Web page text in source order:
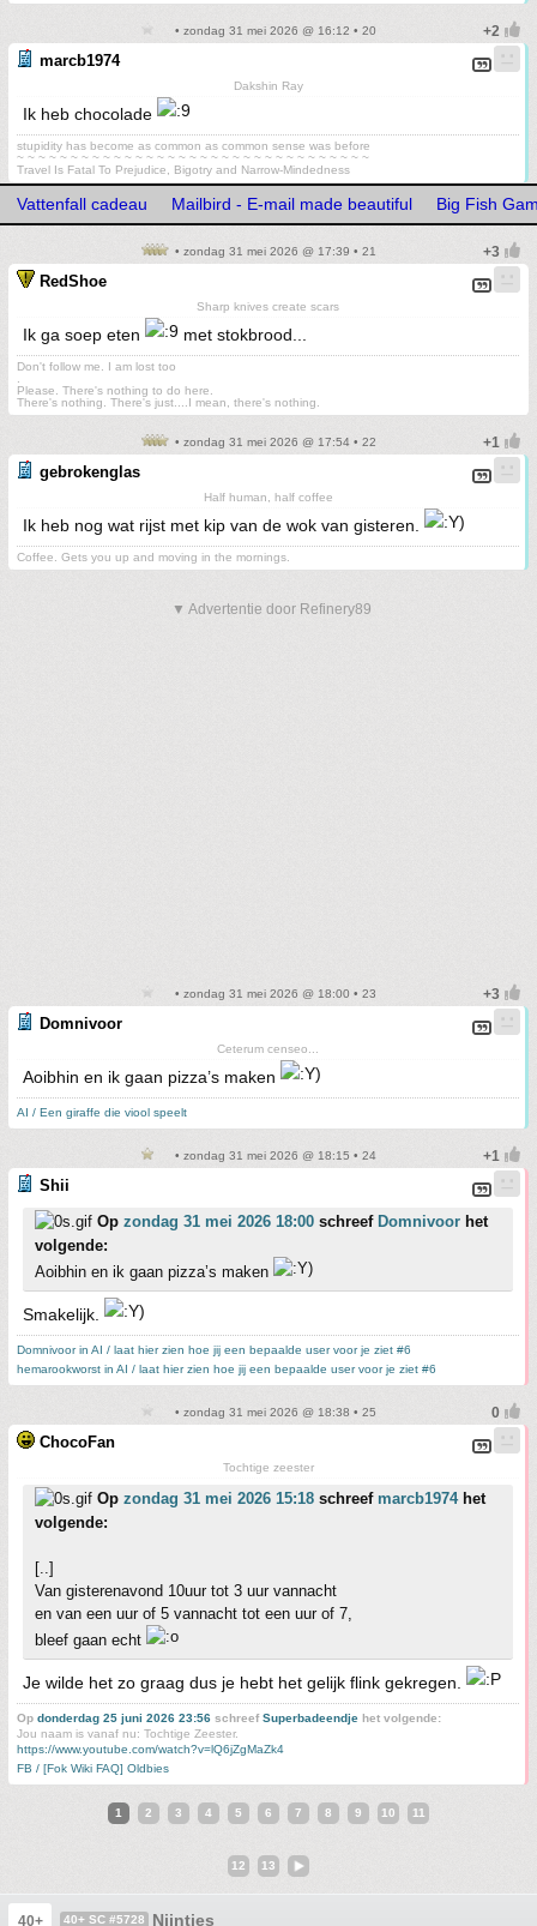
• zondag 31 mei 2026 @ 16:12 • 20
marcb1974
Dakshin Ray
Ik heb chocolade
stupidity has become as common as common sense was before
~ ~ ~ ~ ~ ~ ~ ~ ~ ~ ~ ~ ~ ~ ~ ~ ~ ~ ~ ~ ~ ~ ~ ~ ~ ~ ~ ~ ~ ~ ~ ~ ~
Travel Is Fatal To Prejudice, Bigotry and Narrow-Mindedness
Vattenfall cadeau Mailbird - E-mail made beautiful Big Fish
• zondag 31 mei 2026 @ 17:39 • 21
RedShoe
Sharp knives create scars
Ik ga soep eten met stokbrood...
Don't follow me. I am lost too
.
Please. There's nothing to do here.
There's nothing. There's just....I mean, there's nothing.
• zondag 31 mei 2026 @ 17:54 • 22
gebrokenglas
Half human, half coffee
Ik heb nog wat rijst met kip van de wok van gisteren.
Coffee. Gets you up and moving in the mornings.
▼ Advertentie door Refinery89
• zondag 31 mei 2026 @ 18:00 • 23
Domnivoor
Ceterum censeo...
Aoibhin en ik gaan pizza’s maken
AI / Een giraffe die viool speelt
• zondag 31 mei 2026 @ 18:15 • 24
Shii
Op zondag 31 mei 2026 18:00 schreef Domnivoor het
volgende:
Aoibhin en ik gaan pizza’s maken
Smakelijk.
Domnivoor in AI / laat hier zien hoe jij een bepaalde user voor je ziet #6
hemarookworst in AI / laat hier zien hoe jij een bepaalde user voor je ziet #6
• zondag 31 mei 2026 @ 18:38 • 25
ChocoFan
Tochtige zeester
Op zondag 31 mei 2026 15:18 schreef marcb1974het
volgende:
[..]
Van gisterenavond 10uur tot 3 uur vannacht
en van een uur of 5 vannacht tot een uur of 7,
bleef gaan echt
Je wilde het zo graag dus je hebt het gelijk flink gekregen.
Op donderdag 25 juni 2026 23:56 schreefSuperbadeendje het volgende:
Jou naam is vanaf nu: Tochtige Zeester.
https://www.youtube.com/watch?v=lQ6jZgMaZk4
FB / [Fok Wiki FAQ] Oldbies
1 2 3 4 5 6 7 8 9 10 11
12 13
40+ 40+ SC #5728 Nijntjes